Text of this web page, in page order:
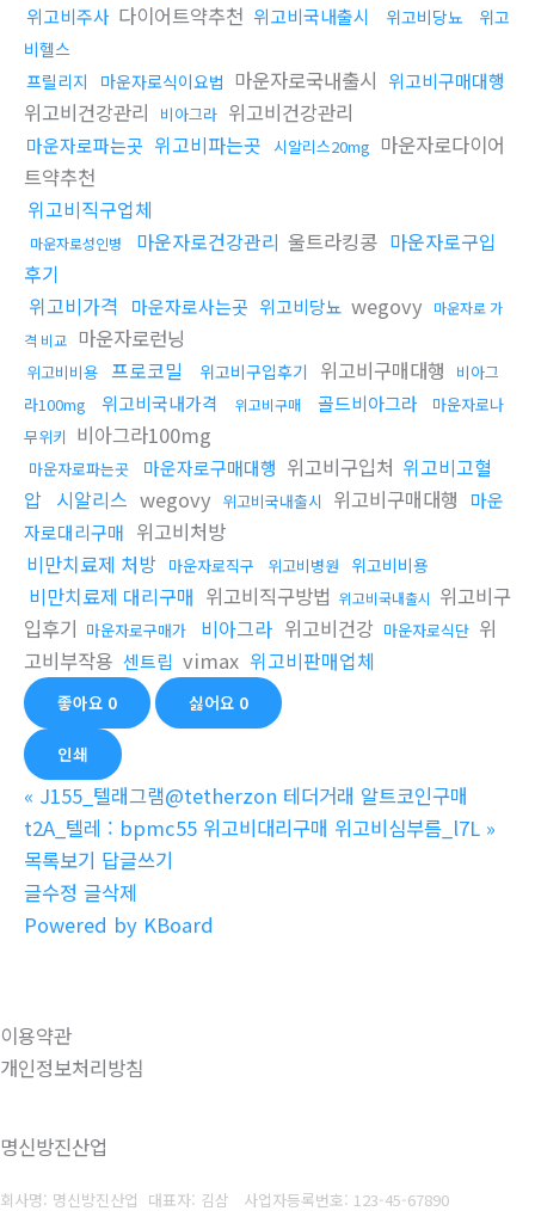
위고비주사 다이어트약추천 위고비국내출시 위고비당뇨
위고
비헬스
프릴리지
마운자로식이요법 마운자로국내출시 위고비구매대행
위고비건강관리 비아그라 위고비건강관리
마운자로파는곳 위고비파는곳 시알리스20mg 마운자로다이어
트약추천
위고비직구업체
마운자로성인병 마운자로건강관리 울트라킹콩 마운자로구입
후기
위고비가격
마운자로사는곳 위고비당뇨 wegovy
마운자로 가
격 비교
마운자로런닝
위고비비용 프로코밀 위고비구입후기 위고비구매대행
비아그
라100mg
위고비국내가격 위고비구매 골드비아그라
마운자로나
무위키 비아그라100mg
마운자로파는곳 마운자로구매대행 위고비구입처 위고비고혈
압 시알리스 wegovy 위고비국내출시 위고비구매대행
마운
자로대리구매 위고비처방
비만치료제 처방 마운자로직구 위고비병원 위고비비용
비만치료제 대리구매 위고비직구방법 위고비국내출시 위고비구
입후기 마운자로구매가 비아그라 위고비건강 마운자로식단 위
고비부작용 센트립 vimax 위고비판매업체
좋아요 0 싫어요 0
인쇄
« J155_텔래그램@tetherzon 테더거래 알트코인구매
t2A_텔레 : bpmc55 위고비대리구매 위고비심부름_l7L »
목록보기 답글쓰기
글수정 글삭제
Powered by KBoard
이용약관
개인정보처리방침
명신방진산업
회사명: 명신방진산업 대표자: 김삼 사업자등록번호: 123-45-67890